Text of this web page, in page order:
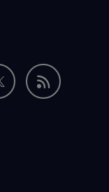
Nous
Flux